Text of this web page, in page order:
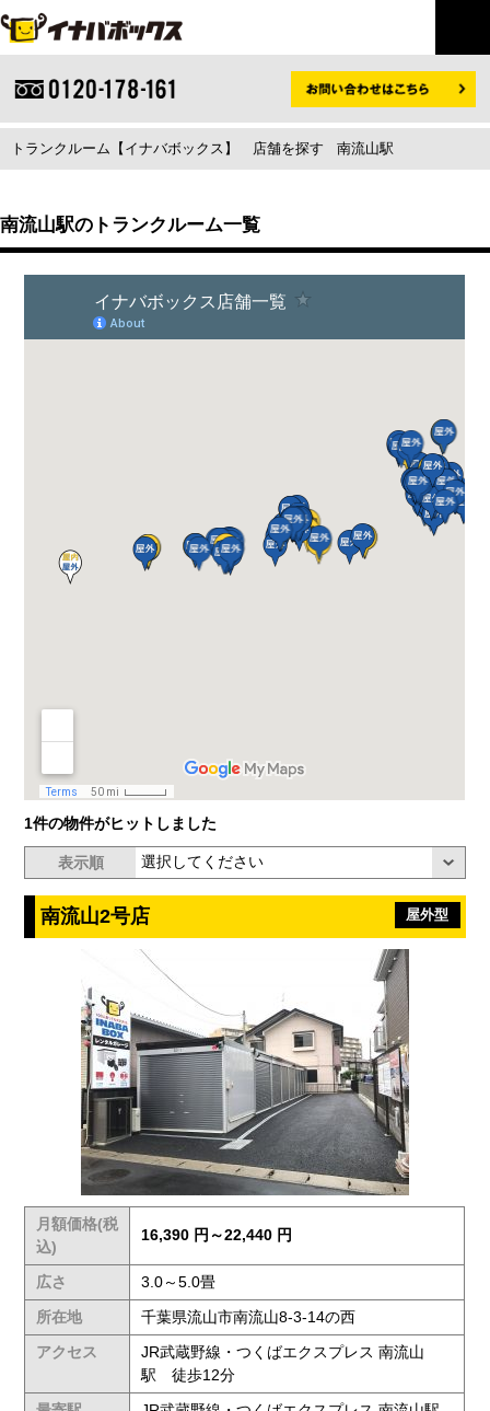
トランクルーム【イナバボックス】 店舗を探す 南流山駅
南流山駅のトランクルーム一覧
1件の物件がヒットしました
表示順
南流山2号店 屋外型
月額価格(税
込)
16,390 円～22,440 円
広さ
3.0～5.0畳
所在地
千葉県流山市南流山8-3-14の西
アクセス
JR武蔵野線・つくばエクスプレス 南流山
駅 徒歩12分